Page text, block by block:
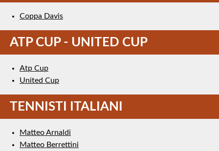
Coppa Davis
ATP CUP - UNITED CUP
Atp Cup
United Cup
TENNISTI ITALIANI
Matteo Arnaldi
Matteo Berrettini